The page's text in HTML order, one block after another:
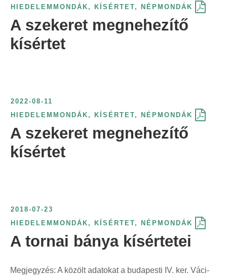
HIEDELEMMONDÁK , KÍSÉRTET, NÉPMONDÁK
A szekeret megnehezítő
kísértet
2022-08-11
HIEDELEMMONDÁK , KÍSÉRTET, NÉPMONDÁK
A szekeret megnehezítő
kísértet
2018-07-23
HIEDELEMMONDÁK , KÍSÉRTET, NÉPMONDÁK
A tornai bánya kísértetei
Megjegyzés: A közölt adatokat a budapesti IV. ker. Váci-